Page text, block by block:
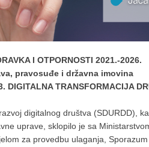
I OTPORNOSTI 2021.-2026.
pravosuđe i državna imovina
DIGITALNA TRANSFORMACIJA
digitalnog društva (SDURDD),
uprave, sklopilo je sa
za provedbu ulaganja,